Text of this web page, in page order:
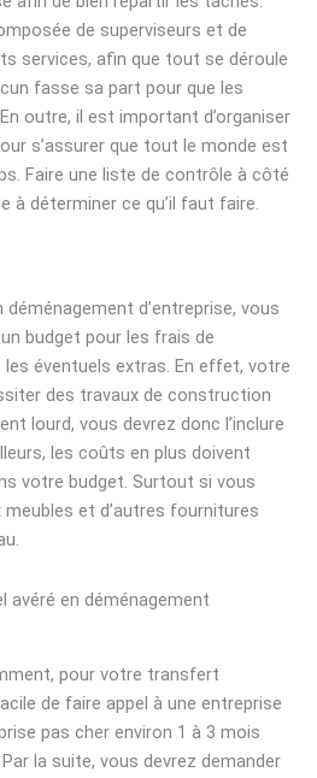
de superviseurs et de
services, afin que tout se déroule
fasse sa part pour que les
outre, il est important d’organiser
s’assurer que tout le monde est
Faire une liste de contrôle à côté
à déterminer ce qu’il faut faire.
d’entreprise, vous
budget pour les frais de
éventuels extras. En effet, votre
des travaux de construction
lourd, vous devrez donc l’inclure
les coûts en plus doivent
votre budget. Surtout si vous
et d’autres fournitures
avéré en déménagement
pour votre transfert
de faire appel à une entreprise
pas cher environ 1 à 3 mois
la suite, vous devrez demander